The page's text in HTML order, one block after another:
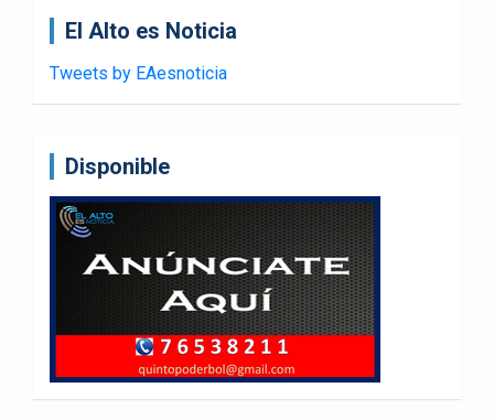
El Alto es Noticia
Tweets by EAesnoticia
Disponible